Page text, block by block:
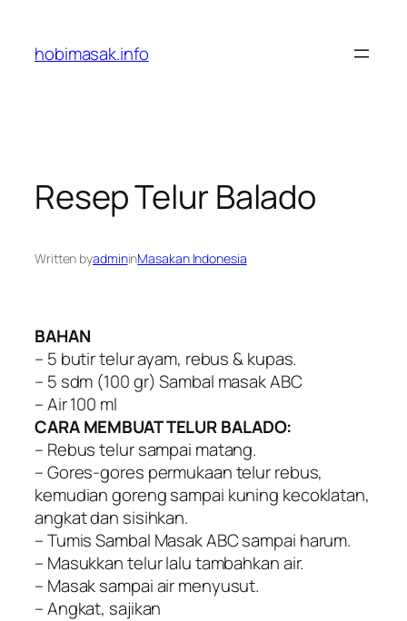
content
hobimasak.info
Resep Telur Balado
Written byadmininMasakan Indonesia
BAHAN
– 5 butir telur ayam, rebus & kupas.
– 5 sdm (100 gr) Sambal masak ABC
– Air 100 ml
CARA MEMBUAT TELUR BALADO:
– Rebus telur sampai matang.
– Gores-gores permukaan telur rebus,
kemudian goreng sampai kuning kecoklatan,
angkat dan sisihkan.
– Tumis Sambal Masak ABC sampai harum.
– Masukkan telur lalu tambahkan air.
– Masak sampai air menyusut.
– Angkat, sajikan